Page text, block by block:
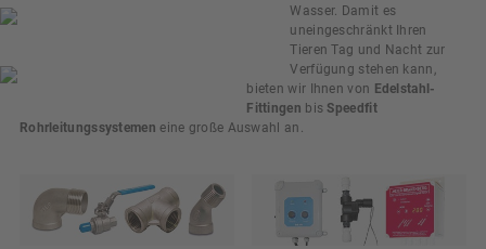
Wasser. Damit es
uneingeschränkt Ihren
Tieren Tag und Nacht zur
Verfügung stehen kann,
bieten wir Ihnen von Edelstahl-
Fittingen bisSpeedfit
Rohrleitungssystemen eine große Auswahl an.